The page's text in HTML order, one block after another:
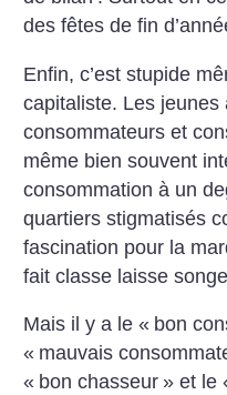
des fêtes de fin
Enfin, c’est stupide
capitaliste. Les jeunes
consommateurs et
même bien souvent
consommation à un
quartiers stigmatisés
fascination pour la
fait classe laisse
Mais il y a le « bon
« mauvais
« bon chasseur » et le